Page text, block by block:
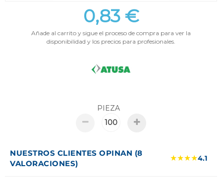
0,83 €
Añade al carrito y sigue el proceso de compra para ver la
disponibilidad y los precios para profesionales.
PIEZA
NUESTROS CLIENTES OPINAN (8
VALORACIONES)
★★★★4.1